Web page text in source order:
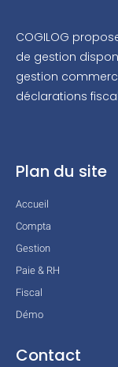
COGILOG
de gestion
gestion
déclarations
Plan du site
Accueil
Compta
Gestion
Paie & RH
Fiscal
Démo
Contact